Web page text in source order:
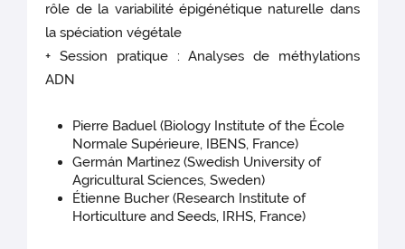
rôle de la variabilité épigénétique naturelle dans
la spéciation végétale
+ Session pratique : Analyses de méthylations
ADN
Pierre Baduel (Biology Institute of the École
Normale Supérieure, IBENS, France)
Germán Martinez (Swedish University of
Agricultural Sciences, Sweden)
Étienne Bucher (Research Institute of
Horticulture and Seeds, IRHS, France)